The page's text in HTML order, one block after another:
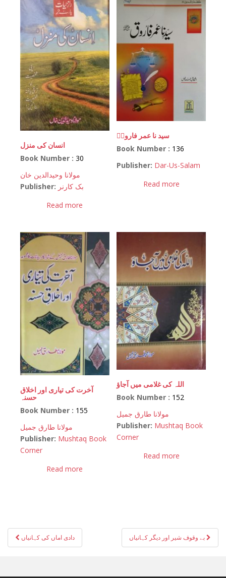
انسان کی منزل
Book Number : 30
مولانا وحیدالدین خان
Publisher: بک کارنر
Read more
سید نا عمر فاروقؓ
Book Number : 136
Publisher: Dar-Us-Salam
Read more
آخرت کی تیاری اور اخلاق
حسنہ
Book Number : 155
مولانا طارق جمیل
Publisher: Mushtaq Book
Corner
Read more
اللہ کی غلامی میں آجاؤ
Book Number : 152
مولانا طارق جمیل
Publisher: Mushtaq Book
Corner
Read more
Post
navigation
دادی اماں کی کہانیاں